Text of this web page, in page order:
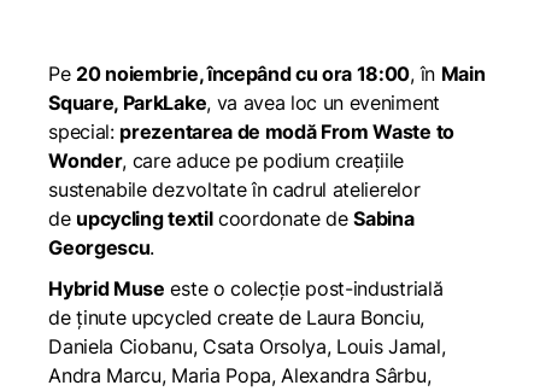
Pe20 noiembrie, începând cu ora 18:00, în Main
Square, ParkLake, va avea loc un eveniment
special: prezentarea de modă From Waste to
Wonder, care aduce pe podium creațiile
sustenabile dezvoltate în cadrul atelierelor
de upcycling textilcoordonate deSabina
Georgescu.
Hybrid Muse este o colecție post-industrială
de ținute upcycled create de Laura Bonciu,
Daniela Ciobanu, Csata Orsolya, Louis Jamal,
Andra Marcu, Maria Popa, Alexandra Sârbu,